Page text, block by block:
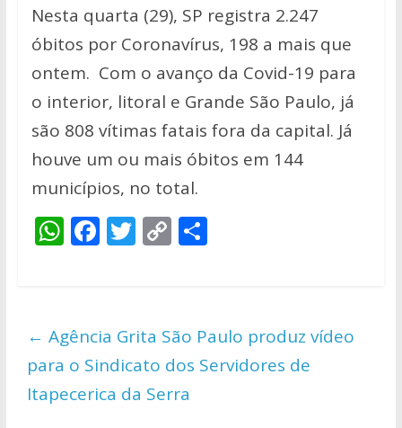
Nesta quarta (29), SP registra 2.247
óbitos por Coronavírus, 198 a mais que
ontem. Com o avanço da Covid-19 para
o interior, litoral e Grande São Paulo, já
são 808 vítimas fatais fora da capital. Já
houve um ou mais óbitos em 144
municípios, no total.
W
A
p
p
F
o
o
k
T C
Li
n
k
S
← Agência Grita São Paulo produz vídeo
para o Sindicato dos Servidores de
Itapecerica da Serra